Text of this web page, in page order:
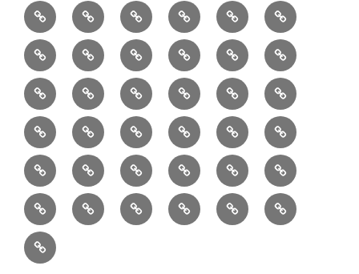
ハ
ン
ド
メ
イ
ド
バ
ッ
グ
セ
ッ
ト
（縦
長）
（小）
ョ
ル
ダ
ー
用
小
物
ク
ッ
セ
ン
ジ
ャ
ー
シ
ン
カ
バ
ー
チ
無
し
シ
ョ
ル
ダ
ー
（定
番
品
ス
ク
ー
チ
デ
ィ
ー
バ
ッ
グ
⑭
ボ
ッ
ク
ス
型
⑮
ボ
ス
ト
ン
⑯
ヘ
ル
メ
ッ
ト
バ
ッ
グ
⑰
ピ
ン
タ
ッ
ク
バ
ッ
グ
⑱
ビ
ジ
ネ
ス
バ
ッ
グ
⑲
バ
ニ
テ
ィ
ー
⑳
ハ
ン
ド
バ
ッ
グ
お
取
引
の
流
れ
お
問
合
せ
及
び
ご
相
談
デ
ジ
タ
ル
コ
ン
テ
ン
ツ
デ
ジ
タ
ル
コ
ン
テ
ン
ツ
ブ
ロ
グ
プ
ラ
イ
バ
シ
ー
ポ
リ
シ
ラ
ン
デ
ィ
ン
グ
ペ
ル
ー
ル
レ
ン
タ
ル
ジ
ュ
エ
レ
ン
タ
ル
ジ
ュ
エ
㉑
イ
ン
テ
リ
ア
収
㉒
エ
コ
バ
ッ
グ
（定
㉓
楽
器
入
れ
㉔
ナ
ッ
プ
サ
ッ
㉕
ド
ー
ム
型
㉖
ド
イ
リ
ー
㉗
オ
ー
ル
イ
ン
㉘
カ
ー
テ
ン
㉙
ク
ッ
シ
㉚
ク
ラ
ッ
㉛
ト
ー
ト
㉜
洋
服
ラ
事
業
者
か
事
業
者
概
伝
言
共
有
最
近
本
物
製
作
Ｓ
Ｎ